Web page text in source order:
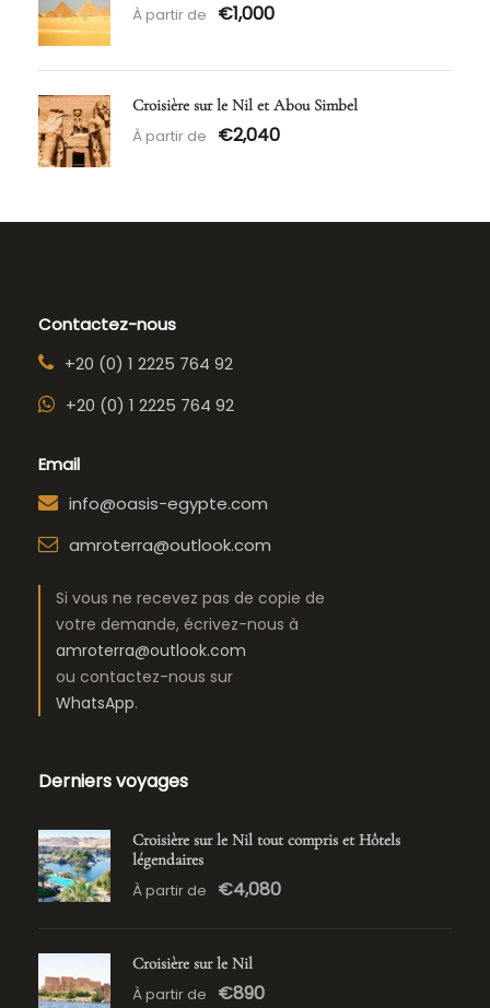
À partir de €1,000
Croisière sur le Nil et Abou Simbel
À partir de €2,040
Contactez-nous
+20 (0) 1 2225 764 92
+20 (0) 1 2225 764 92
Email
info@oasis-egypte.com
amroterra@outlook.com
Si vous ne recevez pas de copie de
votre demande, écrivez-nous à
amroterra@outlook.com
ou contactez-nous sur
WhatsApp.
Derniers voyages
Croisière sur le Nil tout compris et Hôtels
légendaires
À partir de €4,080
Croisière sur le Nil
À partir de €890